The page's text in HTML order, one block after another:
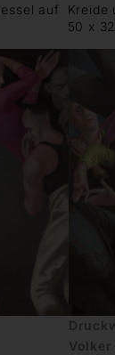
auf
Kreide
50 x
Volker